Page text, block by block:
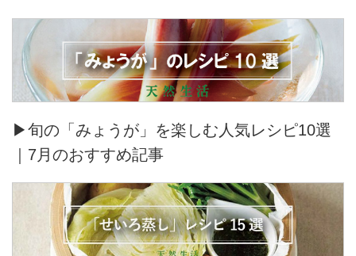
▶旬の「みょうが」を楽しむ人気レシピ10選
｜7月のおすすめ記事